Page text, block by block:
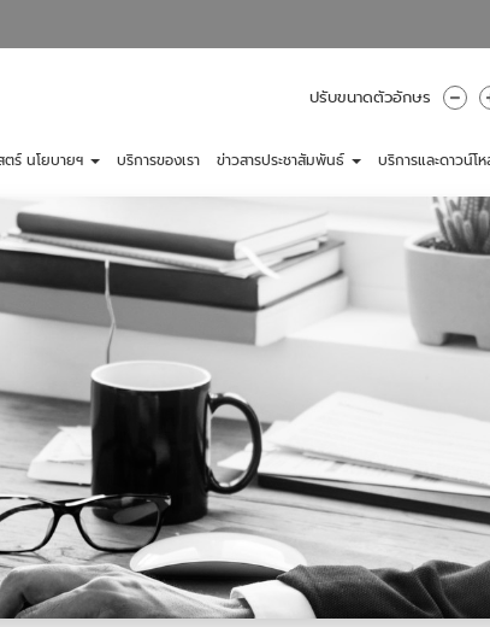
ปรับขนาดตัวอักษร
ร์ นโยบายฯ บริการของเรา ข่าวสารประชาสัมพันธ์ บริการและดาวน์โ